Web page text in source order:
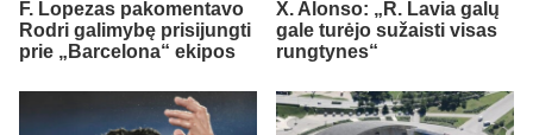
F. Lopezas pakomentavo
Rodri galimybę prisijungti
prie „Barcelona“ ekipos
X. Alonso: „R. Lavia galų
gale turėjo sužaisti visas
rungtynes“